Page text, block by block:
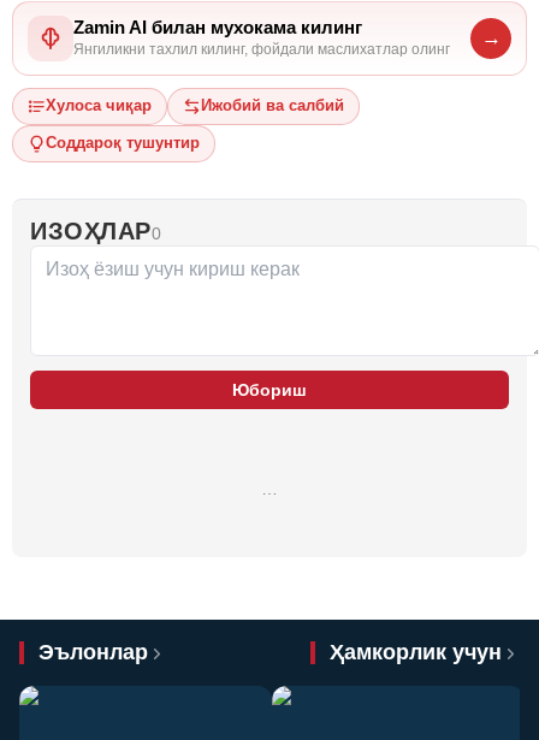
Zamin AI билан мухокама килинг
Янгиликни тахлил килинг, фойдали маслихатлар олинг
→
Хулоса чиқар Ижобий ва салбий
Соддароқ тушунтир
ИЗОҲЛАР0
Юбориш
Эълонлар Ҳамкорлик учун